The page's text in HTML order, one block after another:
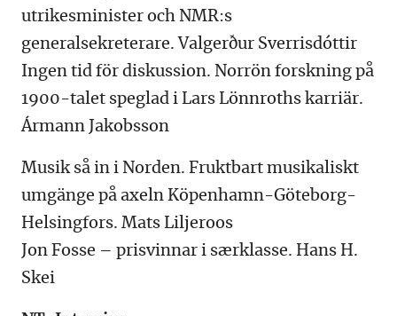
utrikesminister och NMR:s
generalsekreterare. Valgerður Sverrisdóttir
Ingen tid för diskussion. Norrön forskning på
1900-talet speglad i Lars Lönnroths karriär.
Ármann Jakobsson
Musik så in i Norden. Fruktbart musikaliskt
umgänge på axeln Köpenhamn-Göteborg-
Helsingfors. Mats Liljeroos
Jon Fosse – prisvinnar i særklasse. Hans H.
Skei